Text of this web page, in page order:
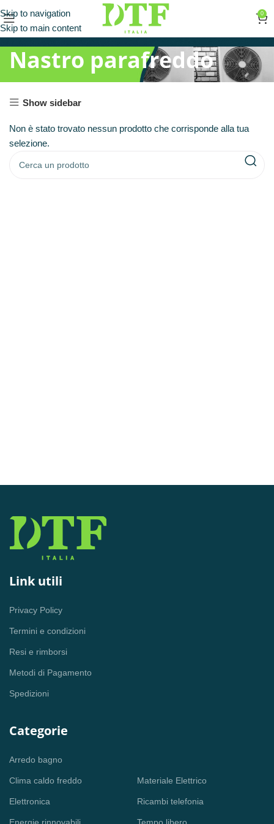
Skip to navigation
Skip to main content
0
Nastro parafreddo
Show sidebar
Non è stato trovato nessun prodotto che corrisponde alla tua
selezione.
Link utili
Privacy Policy
Termini e condizioni
Resi e rimborsi
Metodi di Pagamento
Spedizioni
Categorie
Arredo bagno
Clima caldo freddo
Elettronica
Materiale Elettrico
Ricambi telefonia